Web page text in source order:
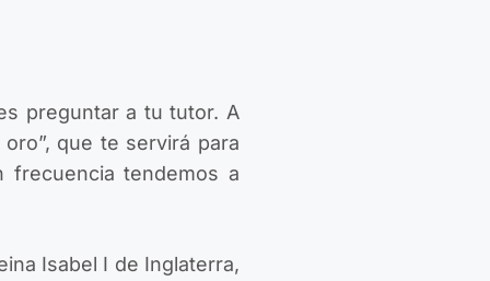
preguntar a tu tutor. A
que te servirá para
frecuencia tendemos a
Isabel I de Inglaterra,